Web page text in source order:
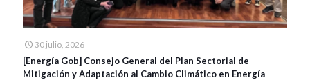
30 julio, 2026
[Energía Gob] Consejo General del Plan Sectorial de
Mitigación y Adaptación al Cambio Climático en Energía